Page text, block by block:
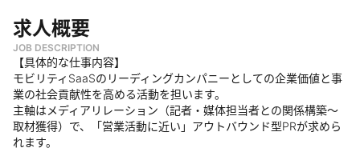
求人概要
JOB DESCRIPTION
【具体的な仕事内容】
モビリティSaaSのリーディングカンパニーとしての企業価値と事
業の社会貢献性を高める活動を担います。
主軸はメディアリレーション（記者・媒体担当者との関係構築〜
取材獲得）で、「営業活動に近い」アウトバウンド型PRが求めら
れます。